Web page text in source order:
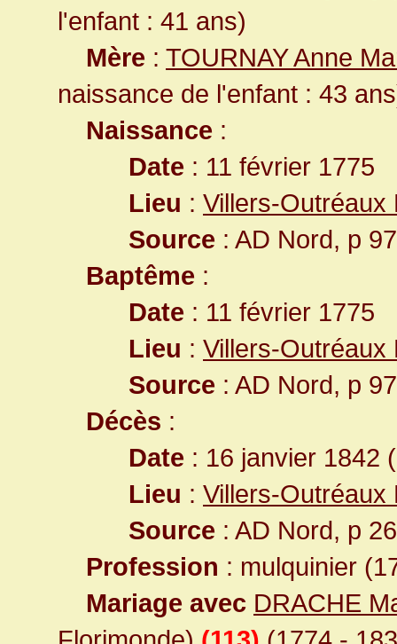
l'enfant : 41 ans)
Mère : TOURNAY Anne
naissance de l'enfant : 43
Naissance :
Date : 11 février 1775
Lieu : Villers-Outréaux
Source : AD Nord, p
Baptême :
Date : 11 février 1775
Lieu : Villers-Outréaux
Source : AD Nord, p
Décès :
Date : 16 janvier 1842
Lieu : Villers-Outréaux
Source : AD Nord, p
Profession : mulquinier
Mariage avec DRACHE